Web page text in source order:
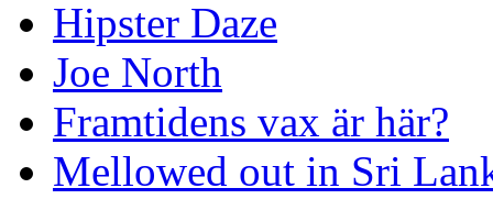
Hipster Daze
Joe North
Framtidens vax är här?
Mellowed out in Sri